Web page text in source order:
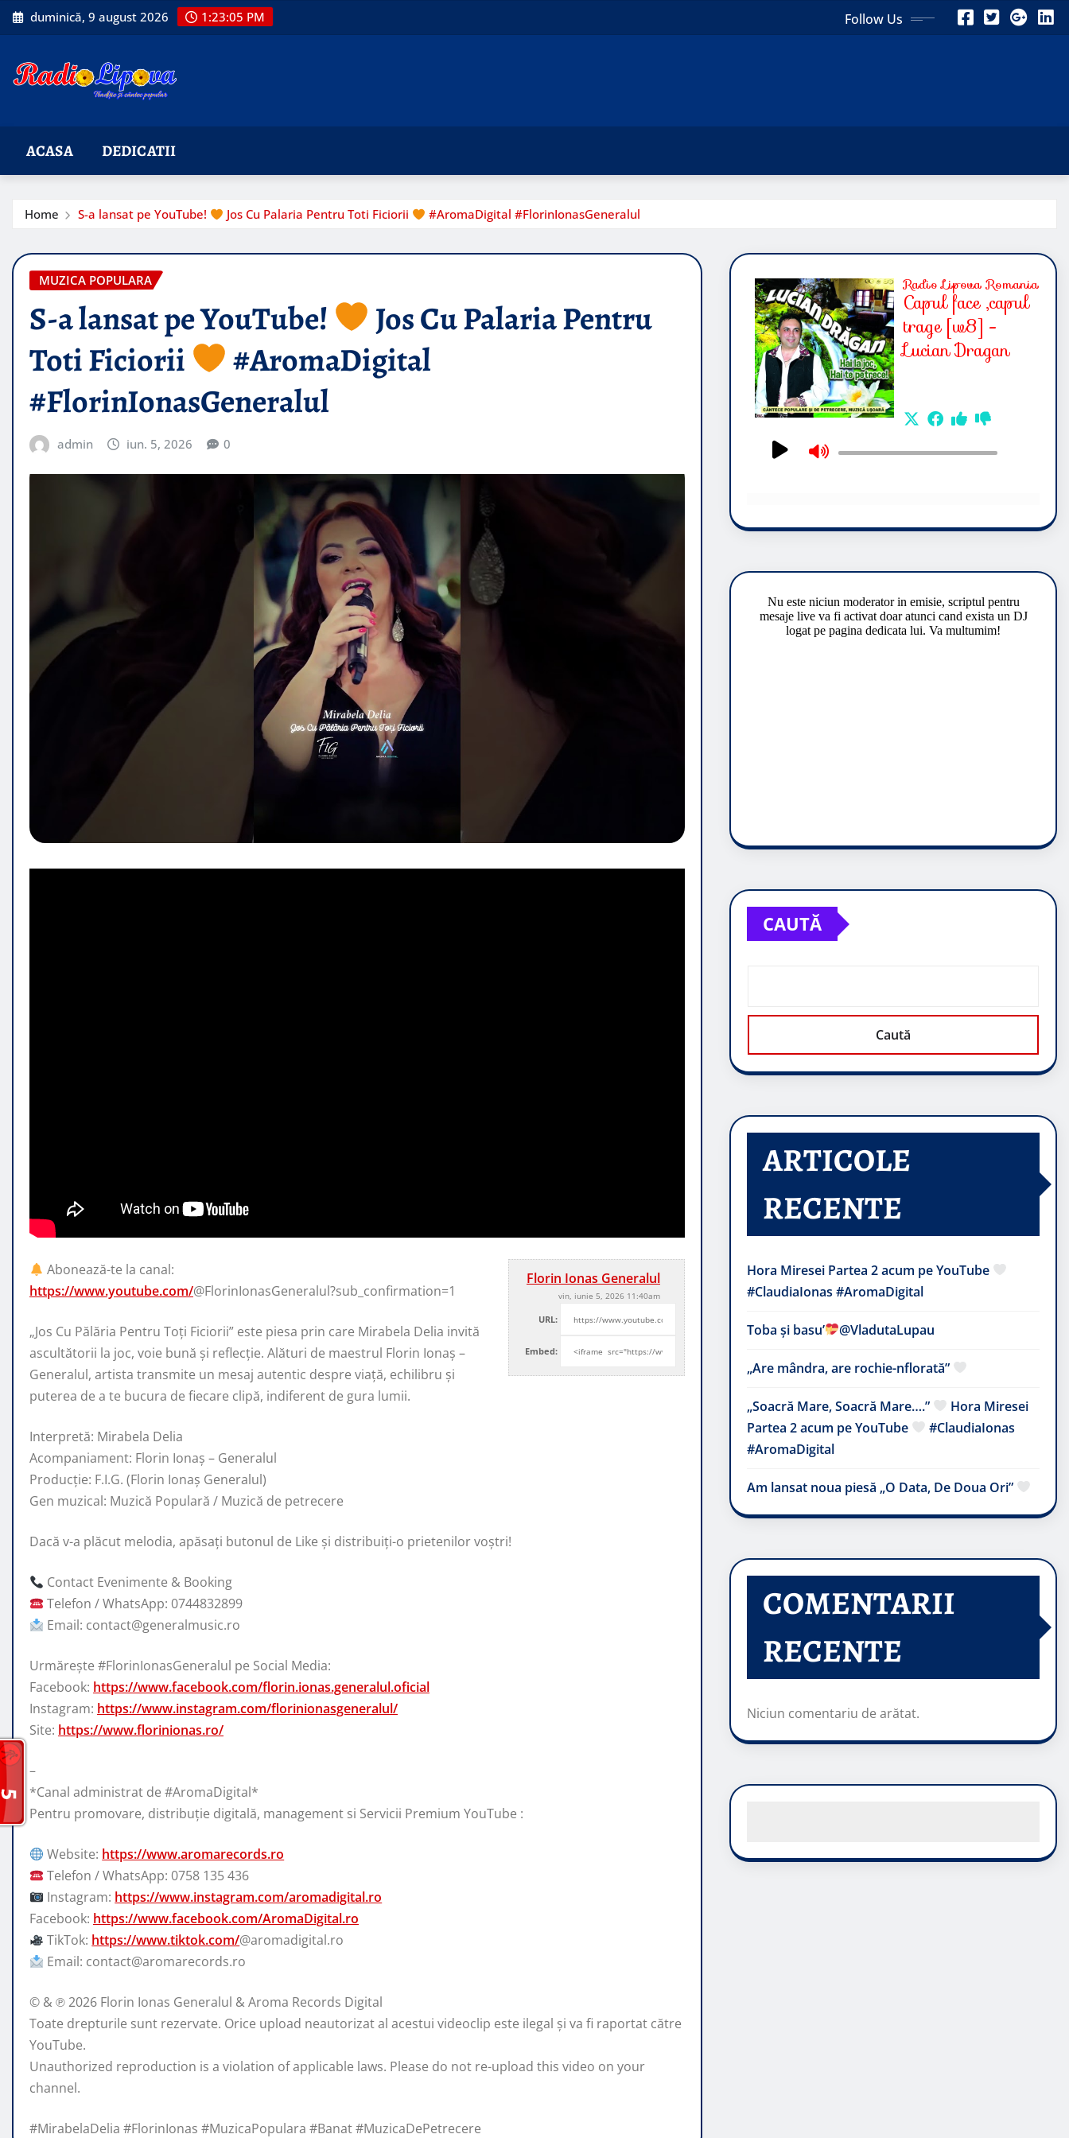
Skip
to
duminică, 9 august 2026 1:23:06 PM Follow Us
ACASA DEDICATII
Home S-a lansat pe YouTube! Jos Cu Palaria Pentru Toti Ficiorii #AromaDigital #FlorinIonasGeneralul
MUZICA POPULARA
S-a lansat pe YouTube!
Jos Cu Palaria Pentru
Toti Ficiorii
#AromaDigital
#FlorinIonasGeneralul
admin iun. 5, 2026 0
Florin Ionas Generalul
vin, iunie 5, 2026 11:40am
URL:
Embed:
Abonează-te la canal:
https://www.youtube.com/@FlorinIonasGeneralul?sub_confirmation=1
„Jos Cu Pălăria Pentru Toți Ficiorii” este piesa prin care Mirabela Delia invită
ascultătorii la joc, voie bună și reflecție. Alături de maestrul Florin Ionaș –
Generalul, artista transmite un mesaj autentic despre viață, echilibru și
puterea de a te bucura de fiecare clipă, indiferent de gura lumii.
Interpretă: Mirabela Delia
Acompaniament: Florin Ionaș – Generalul
Producție: F.I.G. (Florin Ionaș Generalul)
Gen muzical: Muzică Populară / Muzică de petrecere
Dacă v-a plăcut melodia, apăsați butonul de Like și distribuiți-o prietenilor voștri!
Contact Evenimente & Booking
Telefon / WhatsApp: 0744832899
Email: contact@generalmusic.ro
Urmărește #FlorinIonasGeneralul pe Social Media:
Facebook: https://www.facebook.com/florin.ionas.generalul.oficial
Instagram: https://www.instagram.com/florinionasgeneralul/
Site: https://www.florinionas.ro/
–
*Canal administrat de #AromaDigital*
Pentru promovare, distribuție digitală, management si Servicii Premium YouTube :
Website: https://www.aromarecords.ro
Telefon / WhatsApp: 0758 135 436
Instagram: https://www.instagram.com/aromadigital.ro
Facebook: https://www.facebook.com/AromaDigital.ro
TikTok: https://www.tiktok.com/@aromadigital.ro
Email: contact@aromarecords.ro
© & ℗ 2026 Florin Ionas Generalul & Aroma Records Digital
Toate drepturile sunt rezervate. Orice upload neautorizat al acestui videoclip este ilegal și va fi raportat către
YouTube.
Unauthorized reproduction is a violation of applicable laws. Please do not re-upload this video on your
channel.
#MirabelaDelia #FlorinIonas #MuzicaPopulara #Banat #MuzicaDePetrecere
CAUTĂ
Caută
ARTICOLE
RECENTE
Hora Miresei Partea 2 acum pe YouTube
#ClaudiaIonas #AromaDigital
Toba și basu’ @VladutaLupau
„Are mândra, are rochie-nflorată”
„Soacră Mare, Soacră Mare….”
Hora Miresei
Partea 2 acum pe YouTube
#ClaudiaIonas
#AromaDigital
Am lansat noua piesă „O Data, De Doua Ori”
COMENTARII
RECENTE
Niciun comentariu de arătat.